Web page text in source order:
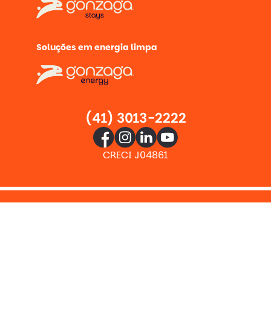
Soluções em energia limpa
(41) 3013-2222
CRECI J04861